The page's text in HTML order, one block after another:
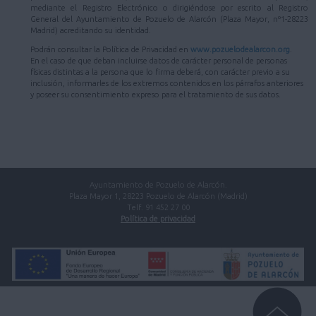
mediante el Registro Electrónico o dirigiéndose por escrito al Registro
General del Ayuntamiento de Pozuelo de Alarcón (Plaza Mayor, nº1-28223
Madrid) acreditando su identidad.
Podrán consultar la Política de Privacidad en www.pozuelodealarcon.org
En el caso de que deban incluirse datos de carácter personal de personas
físicas distintas a la persona que lo firma deberá, con carácter previo a su
inclusión, informarles de los extremos contenidos en los párrafos anteriores
y poseer su consentimiento expreso para el tratamiento de sus datos.
Ayuntamiento de Pozuelo de Alarcón.
Plaza Mayor 1, 28223 Pozuelo de Alarcón (Madrid)
Telf. 91 452 27 00
Política de privacidad